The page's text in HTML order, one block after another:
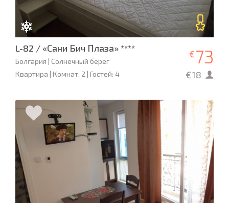
L-82 / «Сани Бич Плаза» ****
Болгария | Солнечный берег
Квартира | Комнат: 2 | Гостей: 4
€73
€18